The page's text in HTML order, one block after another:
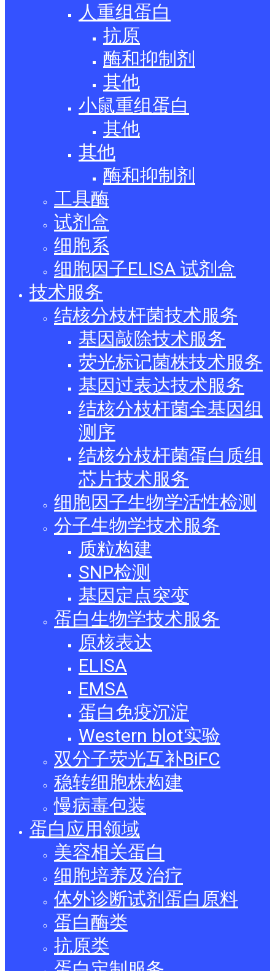
人重组蛋白
抗原
酶和抑制剂
其他
小鼠重组蛋白
其他
其他
酶和抑制剂
工具酶
试剂盒
细胞系
细胞因子ELISA 试剂盒
技术服务
结核分枝杆菌技术服务
基因敲除技术服务
荧光标记菌株技术服务
基因过表达技术服务
结核分枝杆菌全基因组
测序
结核分枝杆菌蛋白质组
芯片技术服务
细胞因子生物学活性检测
分子生物学技术服务
质粒构建
SNP检测
基因定点突变
蛋白生物学技术服务
原核表达
ELISA
EMSA
蛋白免疫沉淀
Western blot实验
双分子荧光互补BiFC
稳转细胞株构建
慢病毒包装
蛋白应用领域
美容相关蛋白
细胞培养及治疗
体外诊断试剂蛋白原料
蛋白酶类
抗原类